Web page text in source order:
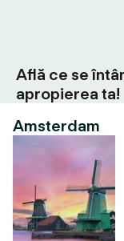
Află ce se
apropierea ta!
Amsterdam